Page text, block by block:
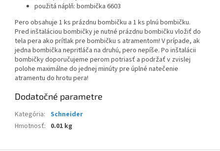
použitá náplň: bombička 6603
Pero obsahuje 1 ks prázdnu bombičku a 1 ks plnú bombičku.
Pred inštaláciou bombičky je nutné prázdnu bombičku vložiť do
tela pera ako prítlak pre bombičku s atramentom! V prípade, ak
jedna bombička nepritláča na druhú, pero nepíše. Po inštalácii
bombičky doporučujeme perom potriasť a podržať v zvislej
polohe maximálne do jednej minúty pre úplné natečenie
atramentu do hrotu pera!
Dodatočné parametre
Kategória: Schneider
Hmotnosť: 0.01 kg